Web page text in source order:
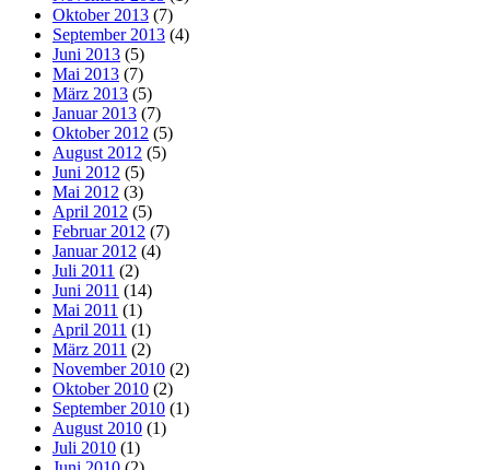
Oktober 2013 (7)
September 2013 (4)
Juni 2013 (5)
Mai 2013 (7)
März 2013 (5)
Januar 2013 (7)
Oktober 2012 (5)
August 2012 (5)
Juni 2012 (5)
Mai 2012 (3)
April 2012 (5)
Februar 2012 (7)
Januar 2012 (4)
Juli 2011 (2)
Juni 2011 (14)
Mai 2011 (1)
April 2011 (1)
März 2011 (2)
November 2010 (2)
Oktober 2010 (2)
September 2010 (1)
August 2010 (1)
Juli 2010 (1)